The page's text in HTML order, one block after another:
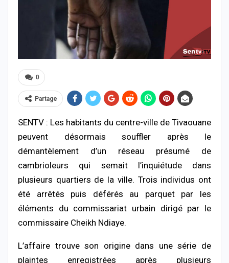
0
Partage
SENTV : Les habitants du centre-ville de Tivaouane
peuvent désormais souffler après le
démantèlement d’un réseau présumé de
cambrioleurs qui semait l’inquiétude dans
plusieurs quartiers de la ville. Trois individus ont
été arrêtés puis déférés au parquet par les
éléments du commissariat urbain dirigé par le
commissaire Cheikh Ndiaye.
L’affaire trouve son origine dans une série de
plaintes enregistrées après plusieurs